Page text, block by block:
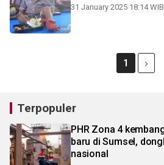
31 January 2025 18:14
1
Terpopuler
PHR Zona 4
baru di Sumsel,
nasional